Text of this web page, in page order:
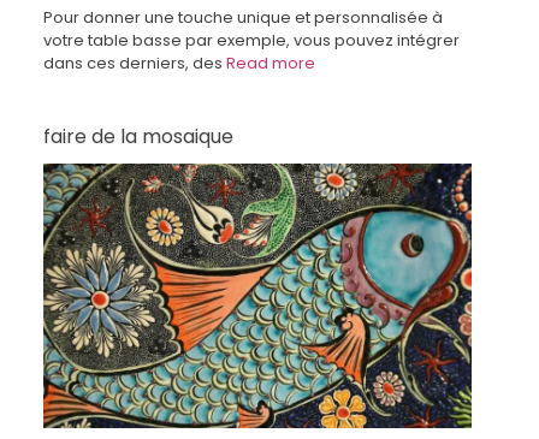
Pour donner une touche unique et personnalisée à
votre table basse par exemple, vous pouvez intégrer
dans ces derniers, des Read more
faire de la mosaique